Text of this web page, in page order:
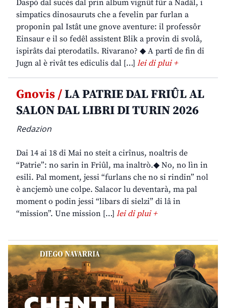
Daspò dal sucès dal prin album vignût fûr a Nadâl, i
simpatics dinosauruts che a fevelin par furlan a
proponin pal Istât une gnove aventure: il professôr
Einsaur e il so fedêl assistent Blik a provin di svolâ,
ispirâts dai pterodatils. Rivarano? ◆ A partî de fin di
Jugn al è rivât tes ediculis dal […] lei di plui +
Gnovis /LA PATRIE DAL FRIÛL AL
SALON DAL LIBRI DI TURIN 2026
Redazion
Dai 14 ai 18 di Mai no steit a cirînus, noaltris de
“Patrie”: no sarin in Friûl, ma inaltrò.◆ No, no lìn in
esili. Pal moment, jessi “furlans che no si rindin” nol
è ancjemò une colpe. Salacor lu deventarà, ma pal
moment o podin jessi “libars di sielzi” di lâ in
“mission”. Une mission […] lei di plui +